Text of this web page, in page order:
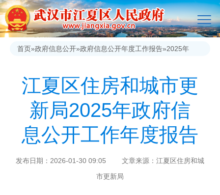
首页»政府信息公开»政府信息公开年度工作报告»2025年
江夏区住房和城市更
新局2025年政府信
息公开工作年度报告
发布日期：2026-01-30 09:05 文章来源：江夏区住房和城
市更新局